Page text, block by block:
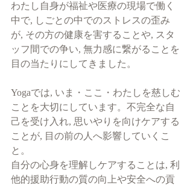
わたし自身が福祉や医療の現場で働く
中で, しごとの中でのストレスの歪み
が, その方の健康を害することや, スタ
ッフ間での争い, 無力感に繋がることを
目の当たりにしてきました。
Yogaでは, いま・ここ・わたしを慈しむ
ことを大切にしています。不完全な自
己を受け入れ, 思いやりを向けケアする
ことが, 目の前の人へ影響していくこ
と。
自分の心身を理解しケアすることは, 利
他的援助行動の質の向上や安全への貢